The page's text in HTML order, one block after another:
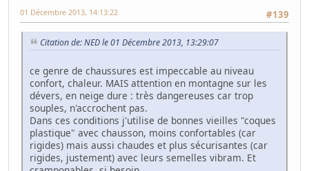
#139
01 Décembre 2013, 14:13:22
Citation de: NED le 01 Décembre 2013, 13:29:07
ce genre de chaussures est impeccable au niveau
confort, chaleur. MAIS attention en montagne sur les
dévers, en neige dure : très dangereuses car trop
souples, n'accrochent pas.
Dans ces conditions j'utilise de bonnes vieilles "coques
plastique" avec chausson, moins confortables (car
rigides) mais aussi chaudes et plus sécurisantes (car
rigides, justement) avec leurs semelles vibram. Et